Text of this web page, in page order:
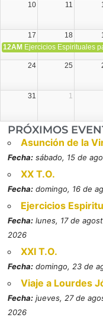
10 11
17 18
12AM Ejercicios Espirituales
24 25
31 1
PRÓXIMOS
Asunción de la
Fecha: sábado, 15 de
XX T.O.
Fecha: domingo, 16 de
Ejercicios
Fecha: lunes, 17 de
2026
XXI T.O.
Fecha: domingo, 23 de
Viaje a Lourdes
Fecha: jueves, 27 de
2026